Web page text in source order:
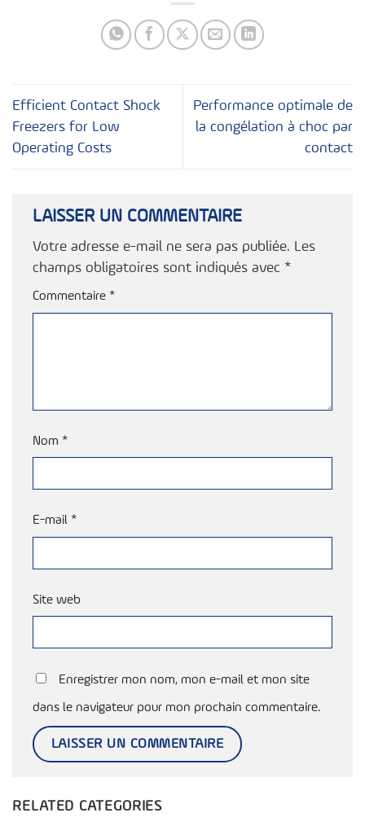
Efficient Contact Shock
Freezers for Low
Operating Costs
Performance optimale de
la congélation à choc par
contact
LAISSER UN COMMENTAIRE
Votre adresse e-mail ne sera pas publiée. Les
champs obligatoires sont indiqués avec *
Commentaire *
Nom *
E-mail *
Site web
Enregistrer mon nom, mon e-mail et mon site
dans le navigateur pour mon prochain commentaire.
RELATED CATEGORIES